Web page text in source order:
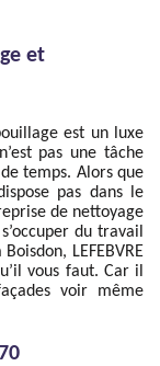
et
est un luxe
pas une tâche
temps. Alors que
pas dans le
de nettoyage
du travail
LEFEBVRE
vous faut. Car il
voir même